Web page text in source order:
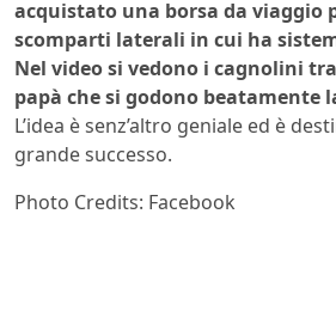
acquistato una borsa da viaggio
scomparti laterali in cui ha
Nel video si vedono i cagnolini
papà che si godono beatamente
L’idea è senz’altro geniale ed è
grande successo.
Photo Credits: Facebook